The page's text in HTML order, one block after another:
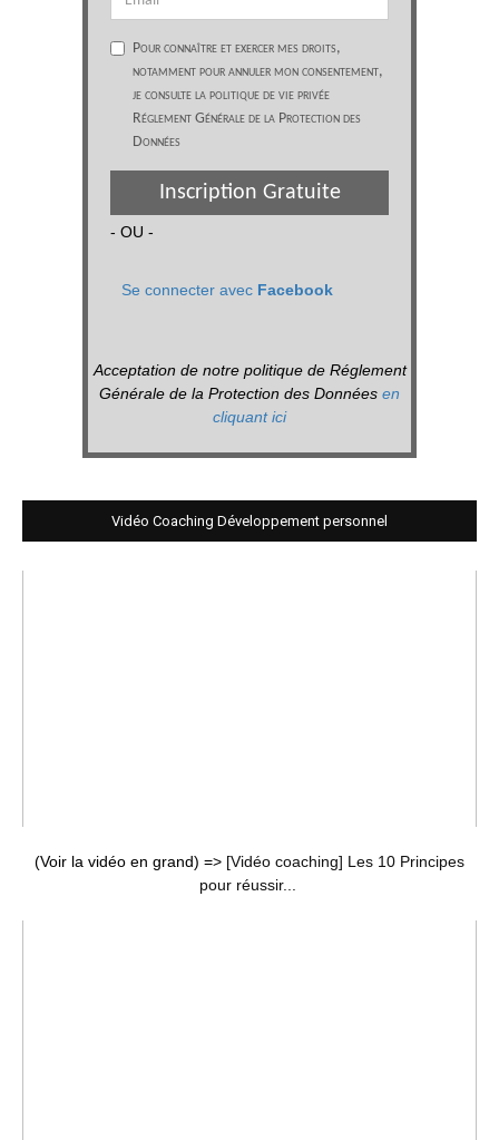
Pour connaître et exercer mes droits,
notamment pour annuler mon consentement,
je consulte la politique de vie privée
Réglement Générale de la Protection des
Données
Inscription Gratuite
- OU -
Se connecter avec Facebook
Acceptation de notre politique de Réglement
Générale de la Protection des Données en
cliquant ici
Vidéo Coaching Développement personnel
(Voir la vidéo en grand) => [Vidéo coaching] Les 10 Principes
pour réussir...